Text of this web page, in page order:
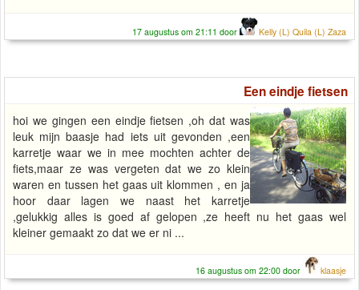
17 augustus om 21:11 door Kelly (L) Quila (L) Zaza
Een eindje fietsen
hoi we gingen een eindje fietsen ,oh dat was
leuk mijn baasje had iets uit gevonden ,een
karretje waar we in mee mochten achter de
fiets,maar ze was vergeten dat we zo klein
waren en tussen het gaas uit klommen , en ja
hoor daar lagen we naast het karretje
,gelukkig alles is goed af gelopen ,ze heeft nu het gaas wel
kleiner gemaakt zo dat we er ni ...
16 augustus om 22:00 door klaasje